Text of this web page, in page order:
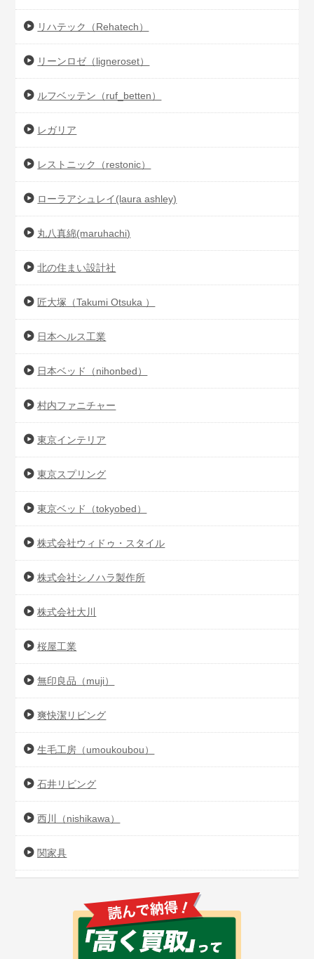
リハテック（Rehatech）
リーンロゼ（ligneroset）
ルフベッテン（ruf_betten）
レガリア
レストニック（restonic）
ローラアシュレイ(laura ashley)
丸八真綿(maruhachi)
北の住まい設計社
匠大塚（Takumi Otsuka ）
日本ヘルス工業
日本ベッド（nihonbed）
村内ファニチャー
東京インテリア
東京スプリング
東京ベッド（tokyobed）
株式会社ウィドゥ・スタイル
株式会社シノハラ製作所
株式会社大川
桜屋工業
無印良品（muji）
爽快潔リビング
生毛工房（umoukoubou）
石井リビング
西川（nishikawa）
関家具